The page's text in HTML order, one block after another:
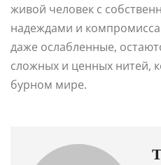
живой человек с
надеждами и
даже ослабленные,
сложных и ценных нитей,
бурном мире.